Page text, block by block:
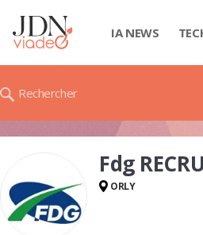
IA NEWS
Rechercher
Fdg
ORLY